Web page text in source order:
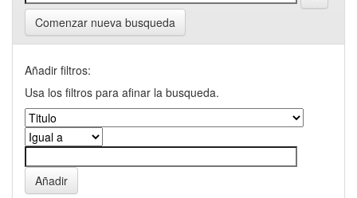
Comenzar nueva busqueda
Añadir filtros:
Usa los filtros para afinar la busqueda.